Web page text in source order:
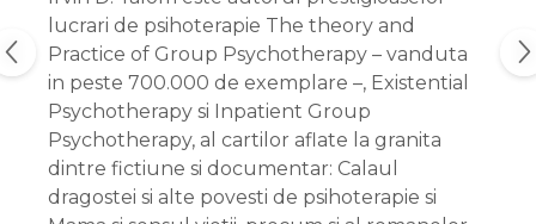
lucrari de psihoterapie The theory and
Practice of Group Psychotherapy – vanduta
in peste 700.000 de exemplare –, Existential
Psychotherapy si Inpatient Group
Psychotherapy, al cartilor aflate la granita
dintre fictiune si documentar: Calaul
dragostei si alte povesti de psihoterapie si